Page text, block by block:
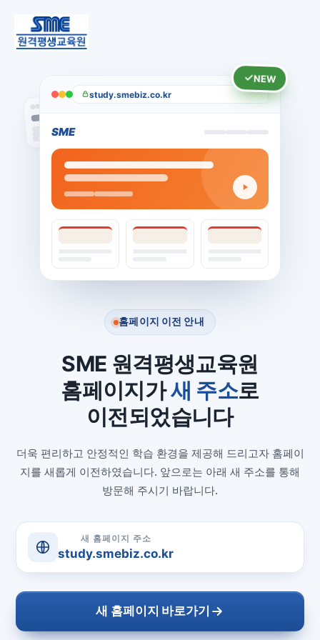
홈페이지 이전 안내
SME 원격평생교육원
홈페이지가새 주소로
이전되었습니다
더욱 편리하고 안정적인 학습 환경을 제공해 드리고자 홈페이
지를 새롭게 이전하였습니다. 앞으로는 아래 새 주소를 통해
방문해 주시기 바랍니다.
새 홈페이지 주소
study.smebiz.co.kr
새 홈페이지 바로가기
NEW
study.smebiz.co.kr
SME